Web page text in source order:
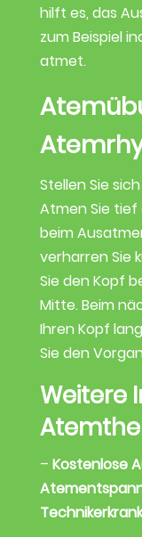
hilft es, das
zum Beispiel
atmet.
Stellen Sie
Atmen Sie tief
beim
verharren Sie
Sie den Kopf
Mitte. Beim
Ihren Kopf
Sie den
Weitere
– Kostenlose